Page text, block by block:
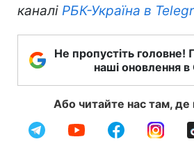
каналі РБК-Україна в
Не пропустіть головне!
наші оновлення в
Або читайте нас там, де